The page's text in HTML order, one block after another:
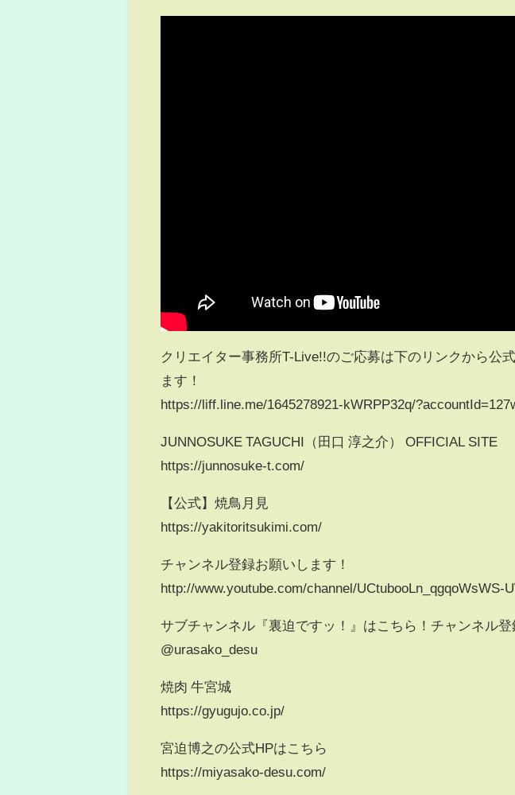
クリエイター事務所T-Live!!のご応募は下のリンクから公
ます！
https://liff.line.me/1645278921-kWRPP32q/
JUNNOSUKE TAGUCHI（田口 淳之介） OFFICIAL SITE
https://junnosuke-t.com/
【公式】焼鳥月見
https://yakitoritsukimi.com/
チャンネル登録お願いします！
http://www.youtube.com/channel/UCtubooLn_qgqoWsWS-
サブチャンネル『裏迫ですッ！』はこちら！チャンネル登
@urasako_desu
焼肉 牛宮城
https://gyugujo.co.jp/
宮迫博之の公式HPはこちら
https://miyasako-desu.com/